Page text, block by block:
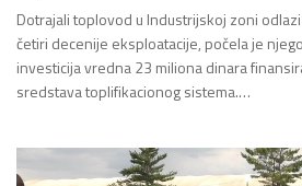
Dotrajali toplovod u Industrijskoj zoni
četiri decenije eksploatacije, počela je
investicija vredna 23 miliona dinara
sredstava toplifikacionog sistema.…